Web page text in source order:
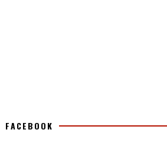
FACEBOOK